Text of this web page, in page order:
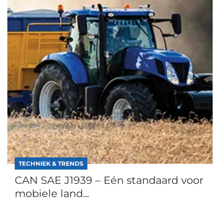
TECHNIEK & TRENDS
CAN SAE J1939 – Eén standaard voor
mobiele land...